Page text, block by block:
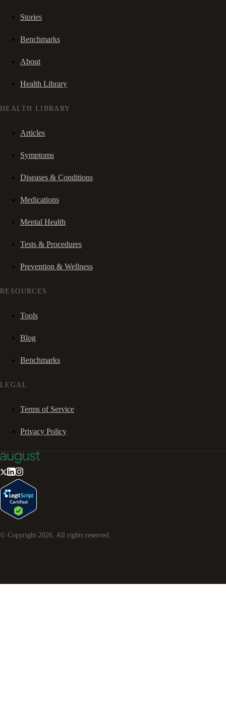
Stories
Benchmarks
About
Health Library
HEALTH LIBRARY
Articles
Symptoms
Diseases & Conditions
Medications
Mental Health
Tests & Procedures
Prevention & Wellness
RESOURCES
Tools
Blog
Benchmarks
LEGAL
Terms of Service
Privacy Policy
© Copyright 2026. All rights reserved.